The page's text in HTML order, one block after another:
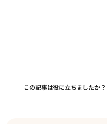
この記事は役に立ちましたか？